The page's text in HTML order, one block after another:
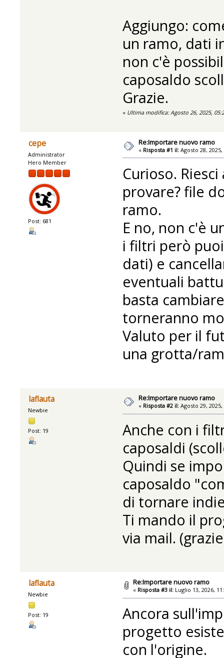
Aggiungo:
un ramo, dati
non c'è
caposaldo
Grazie.
« Ultima modifica: Agosto 26, 2025,
cepe
Administrator
Hero Member
Post: 681
Re:Importare nuovo ramo
« Risposta #1 il: Agosto 28,
Curioso.
provare? file
ramo.
E no, non c'è
i filtri però
dati) e
eventuali
basta
torneranno
Valuto per il
una grotta/
laflauta
Newbie
Post: 19
Re:Importare nuovo ramo
« Risposta #2 il: Agosto 29,
Anche con i
caposaldi
Quindi se
caposaldo
di tornare
Ti mando il
via mail.
laflauta
Newbie
Post: 19
Re:Importare nuovo ramo
« Risposta #3 il: Luglio 13, 2026,
Ancora
progetto
con l'origine.